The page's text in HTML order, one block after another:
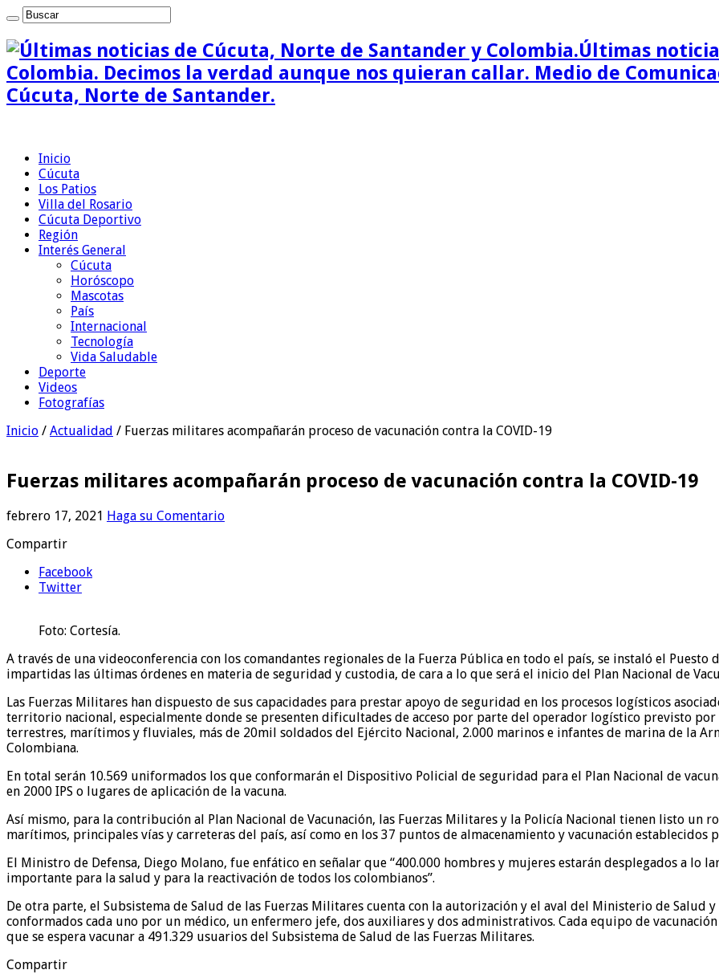
Últimas
Colombia. Decimos la verdad aunque nos quieran callar. Medio de
Cúcuta, Norte de Santander.
Inicio
Cúcuta
Los Patios
Villa del Rosario
Cúcuta Deportivo
Región
Interés General
Cúcuta
Horóscopo
Mascotas
País
Internacional
Tecnología
Vida Saludable
Deporte
Videos
Fotografías
Inicio / Actualidad / Fuerzas militares acompañarán proceso de vacunación contra la COVID-19
Fuerzas militares acompañarán proceso de vacunación contra la COVID-19
febrero 17, 2021 Haga su Comentario
Compartir
Facebook
Twitter
Foto: Cortesía.
A través de una videoconferencia con los comandantes regionales de la Fuerza Pública en todo el país, se instaló el
impartidas las últimas órdenes en materia de seguridad y custodia, de cara a lo que será el inicio del Plan Nacional de
Las Fuerzas Militares han dispuesto de sus capacidades para prestar apoyo de seguridad en los procesos logísticos
territorio nacional, especialmente donde se presenten dificultades de acceso por parte del operador logístico previsto
terrestres, marítimos y fluviales, más de 20mil soldados del Ejército Nacional, 2.000 marinos e infantes de marina de la
Colombiana.
En total serán 10.569 uniformados los que conformarán el Dispositivo Policial de seguridad para el Plan Nacional de
en 2000 IPS o lugares de aplicación de la vacuna.
Así mismo, para la contribución al Plan Nacional de Vacunación, las Fuerzas Militares y la Policía Nacional tienen listo un
marítimos, principales vías y carreteras del país, así como en los 37 puntos de almacenamiento y vacunación establecidos
El Ministro de Defensa, Diego Molano, fue enfático en señalar que “400.000 hombres y mujeres estarán desplegados a lo
importante para la salud y para la reactivación de todos los colombianos”.
De otra parte, el Subsistema de Salud de las Fuerzas Militares cuenta con la autorización y el aval del Ministerio de Salud
conformados cada uno por un médico, un enfermero jefe, dos auxiliares y dos administrativos. Cada equipo de
que se espera vacunar a 491.329 usuarios del Subsistema de Salud de las Fuerzas Militares.
Compartir